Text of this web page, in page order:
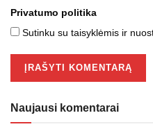
Privatumo politika
Sutinku su taisyklėmis ir
Naujausi komentarai